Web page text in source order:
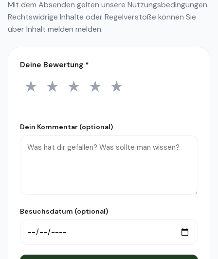
Mit dem Absenden gelten unsere Nutzungsbedingungen.
Rechtswidrige Inhalte oder Regelverstöße können Sie
überInhalt melden melden.
Deine Bewertung *
1 Stern
★ 2 Sterne
★ 3 Sterne
★ 4 Sterne
★ 5 Sterne
★
Dein Kommentar (optional)
Besuchsdatum (optional)